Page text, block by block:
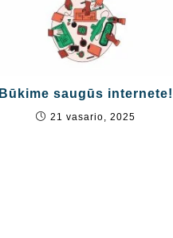
Būkime saugūs internete!
21 vasario, 2025